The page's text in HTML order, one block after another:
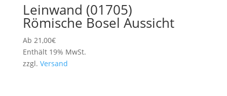
Leinwand (01705)
Römische Bosel Aussicht
Ab 21,00€
Enthält 19% MwSt.
zzgl. Versand